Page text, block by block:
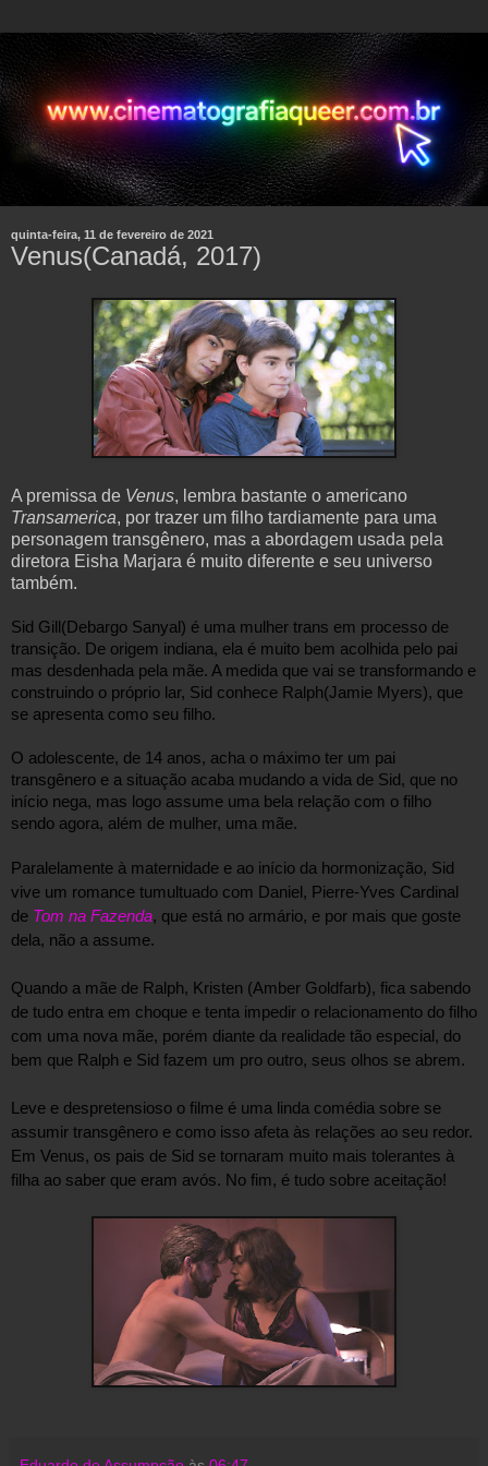
quinta-feira, 11 de fevereiro de 2021
Venus(Canadá, 2017)
A premissa de Venus, lembra bastante o americano
Transamerica, por trazer um filho tardiamente para uma
personagem transgênero, mas a abordagem usada pela
diretora Eisha Marjara é muito diferente e seu universo
também.
Sid Gill(Debargo Sanyal) é uma mulher trans em processo de
transição. De origem indiana, ela é muito bem acolhida pelo pai
mas desdenhada pela mãe. A medida que vai se transformando e
construindo o próprio lar, Sid conhece Ralph(Jamie Myers), que
se apresenta como seu filho.
O adolescente, de 14 anos, acha o máximo ter um pai
transgênero e a situação acaba mudando a vida de Sid, que no
início nega, mas logo assume uma bela relação com o filho
Paralelamente à maternidade e ao início da hormonização, Sid
vive um romance tumultuado com Daniel, Pierre-Yves Cardinal
de Tom na Fazenda, que está no armário, e por mais que goste
Quando a mãe de Ralph, Kristen (Amber Goldfarb), fica sabendo
de tudo entra em choque e tenta impedir o relacionamento do filho
com uma nova mãe, porém diante da realidade tão especial, do
bem que Ralph e Sid fazem um pro outro, seus olhos se abrem.
Leve e despretensioso o filme é uma linda comédia sobre se
assumir transgênero e como isso afeta às relações ao seu redor.
Em Venus, os pais de Sid se tornaram muito mais tolerantes à